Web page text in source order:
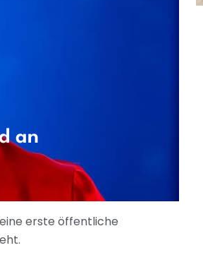
an
erste öffentliche